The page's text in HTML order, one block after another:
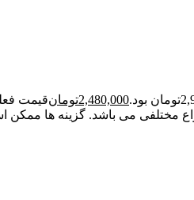
2,480,000تومانقیمت فعلی:
مختلفی می باشد. گزینه ها